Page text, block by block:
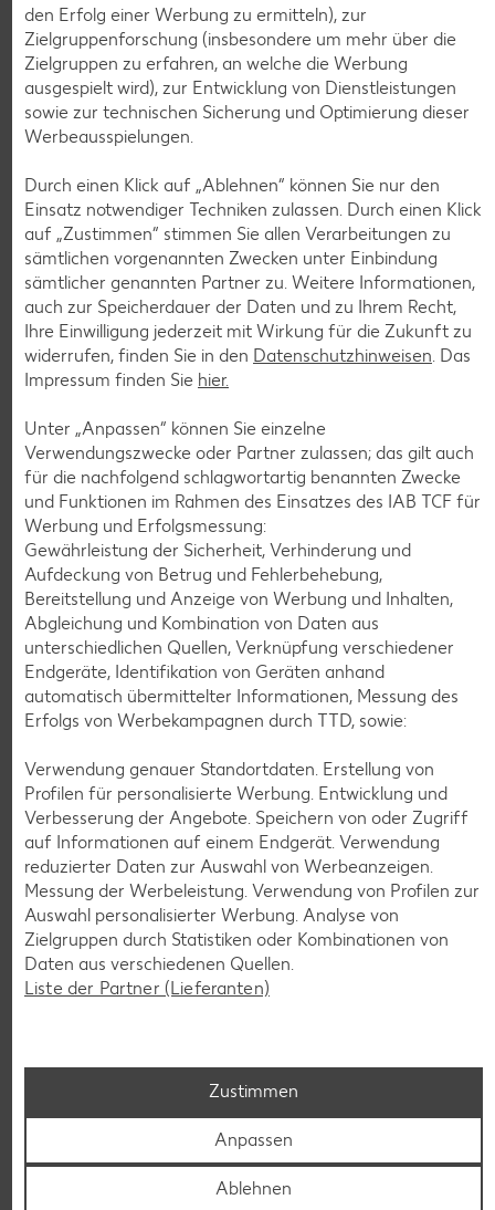
ROYAL ORANGE
-56%
0.69
1.59
Weitere Angebote anzeigen
Tiefkühlkost
Gültig vom 06.08. bis 12.08.
KNÜLLER
.
je 6 - 12 St. = 398 - 560-ml-Packg.
(1 l = 5.34 - 7.52)
nur
2.99
K-CLASSIC
Maxx XXL
je 8 St. = 800-ml-Großpackg.
(1 l = 3.74)
nur
2.99
Weitere Angebote anzeigen
Feinkost, Konserven
Gültig vom 06.08. bis 12.08.
den Erfolg einer Werbung zu ermitteln), zur
Zielgruppenforschung (insbesondere um mehr über die
Zielgruppen zu erfahren, an welche die Werbung
ausgespielt wird), zur Entwicklung von Dienstleistungen
sowie zur technischen Sicherung und Optimierung dieser
Werbeausspielungen.
Durch einen Klick auf „Ablehnen“ können Sie nur den
Einsatz notwendiger Techniken zulassen. Durch einen Klick
auf „Zustimmen“ stimmen Sie allen Verarbeitungen zu
sämtlichen vorgenannten Zwecken unter Einbindung
sämtlicher genannten Partner zu. Weitere Informationen,
auch zur Speicherdauer der Daten und zu Ihrem Recht,
Ihre Einwilligung jederzeit mit Wirkung für die Zukunft zu
widerrufen, finden Sie in den Datenschutzhinweisen. Das
Impressum finden Sie hier.
Unter „Anpassen“ können Sie einzelne
Verwendungszwecke oder Partner zulassen; das gilt auch
für die nachfolgend schlagwortartig benannten Zwecke
und Funktionen im Rahmen des Einsatzes des IAB TCF für
Werbung und Erfolgsmessung:
Gewährleistung der Sicherheit, Verhinderung und
Aufdeckung von Betrug und Fehlerbehebung,
Bereitstellung und Anzeige von Werbung und Inhalten,
Abgleichung und Kombination von Daten aus
unterschiedlichen Quellen, Verknüpfung verschiedener
Endgeräte, Identifikation von Geräten anhand
automatisch übermittelter Informationen, Messung des
Erfolgs von Werbekampagnen durch TTD, sowie:
Verwendung genauer Standortdaten. Erstellung von
Profilen für personalisierte Werbung. Entwicklung und
Verbesserung der Angebote. Speichern von oder Zugriff
auf Informationen auf einem Endgerät. Verwendung
reduzierter Daten zur Auswahl von Werbeanzeigen.
Messung der Werbeleistung. Verwendung von Profilen zur
Auswahl personalisierter Werbung. Analyse von
Zielgruppen durch Statistiken oder Kombinationen von
Daten aus verschiedenen Quellen.
Liste der Partner (Lieferanten)
Zustimmen
Anpassen
Ablehnen